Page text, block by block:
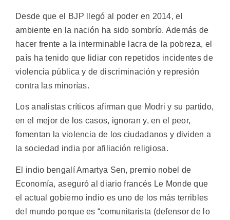
Desde que el BJP llegó al poder en 2014, el
ambiente en la nación ha sido sombrío. Además de
hacer frente a la interminable lacra de la pobreza, el
país ha tenido que lidiar con repetidos incidentes de
violencia pública y de discriminación y represión
contra las minorías.
Los analistas críticos afirman que Modri y su partido,
en el mejor de los casos, ignoran y, en el peor,
fomentan la violencia de los ciudadanos y dividen a
la sociedad india por afiliación religiosa.
El indio bengalí Amartya Sen, premio nobel de
Economía, aseguró al diario francés Le Monde que
el actual gobierno indio es uno de los más terribles
del mundo porque es “comunitarista (defensor de lo